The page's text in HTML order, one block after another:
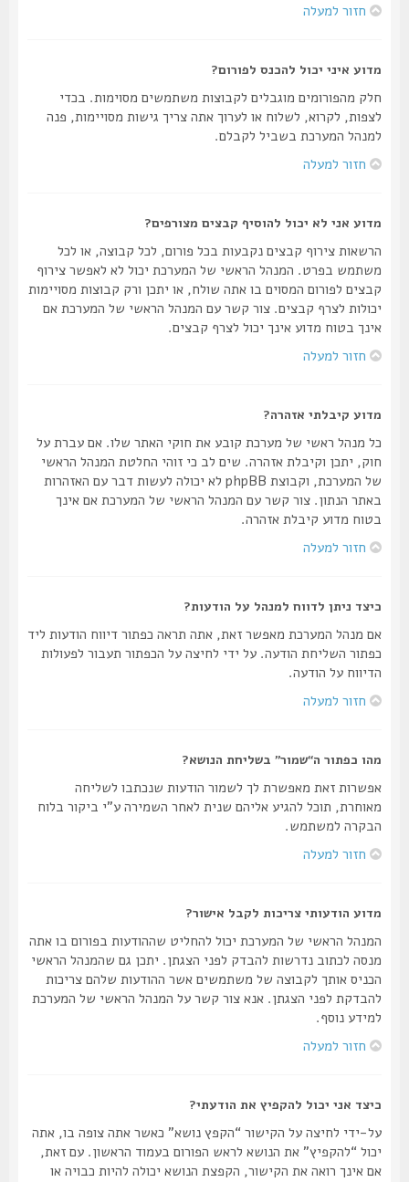
חזור למעלה
מדוע איני יכול להכנס לפורום?
חלק מהפורומים מוגבלים לקבוצות משתמשים מסוימות. בכדי
לצפות, לקרוא, לשלוח או לערוך אתה צריך גישות מסויימות, פנה
למנהל המערכת בשביל לקבלם.
חזור למעלה
מדוע אני לא יכול להוסיף קבצים מצורפים?
הרשאות צירוף קבצים נקבעות בכל פורום, לכל קבוצה, או לכל
משתמש בפרט. המנהל הראשי של המערכת יכול לא לאפשר צירוף
קבצים לפורום המסוים בו אתה שולח, או יתכן ורק קבוצות מסויימות
יכולות לצרף קבצים. צור קשר עם המנהל הראשי של המערכת אם
אינך בטוח מדוע אינך יכול לצרף קבצים.
חזור למעלה
מדוע קיבלתי אזהרה?
כל מנהל ראשי של מערכת קובע את חוקי האתר שלו. אם עברת על
חוק, יתכן וקיבלת אזהרה. שים לב כי זוהי החלטת המנהל הראשי
של המערכת, וקבוצת phpBB לא יכולה לעשות דבר עם האזהרות
באתר הנתון. צור קשר עם המנהל הראשי של המערכת אם אינך
בטוח מדוע קיבלת אזהרה.
חזור למעלה
כיצד ניתן לדווח למנהל על הודעות?
אם מנהל המערכת מאפשר זאת, אתה תראה כפתור דיווח הודעות ליד
כפתור השליחת הודעה. על ידי לחיצה על הכפתור תעבור לפעולות
הדיווח על הודעה.
חזור למעלה
מהו כפתור ה“שמור” בשליחת הנושא?
אפשרות זאת מאפשרת לך לשמור הודעות שנכתבו לשליחה
מאוחרת, תוכל להגיע אליהם שנית לאחר השמירה ע"י ביקור בלוח
הבקרה למשתמש.
חזור למעלה
מדוע הודעותי צריכות לקבל אישור?
המנהל הראשי של המערכת יכול להחליט שההודעות בפורום בו אתה
מנסה לכתוב נדרשות להבדק לפני הצגתן. יתכן גם שהמנהל הראשי
הכניס אותך לקבוצה של משתמשים אשר ההודעות שלהם צריכות
להבדקת לפני הצגתן. אנא צור קשר על המנהל הראשי של המערכת
למידע נוסף.
חזור למעלה
כיצד אני יכול להקפיץ את הודעתי?
על-ידי לחיצה על הקישור “הקפץ נושא” כאשר אתה צופה בו, אתה
יכול “להקפיץ” את הנושא לראש הפורום בעמוד הראשון. עם זאת,
אם אינך רואה את הקישור, הקפצת הנושא יכולה להיות כבויה או